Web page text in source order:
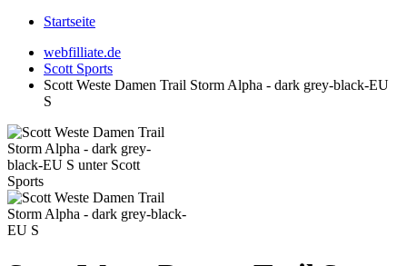
Startseite
webfilliate.de
Scott Sports
Scott Weste Damen Trail Storm Alpha - dark grey-black-EU
S